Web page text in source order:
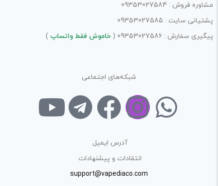
مشاوره فروش : 09353027584
پشتیانی سایت : 09353027585
پیگیری سفارش : 09353027586 (
خاموش فقط واتساپ )
شبکه‌های اجتماعی
آدرس ایمیل
انتقادات و پیشنهادات
support@vapediaco.com